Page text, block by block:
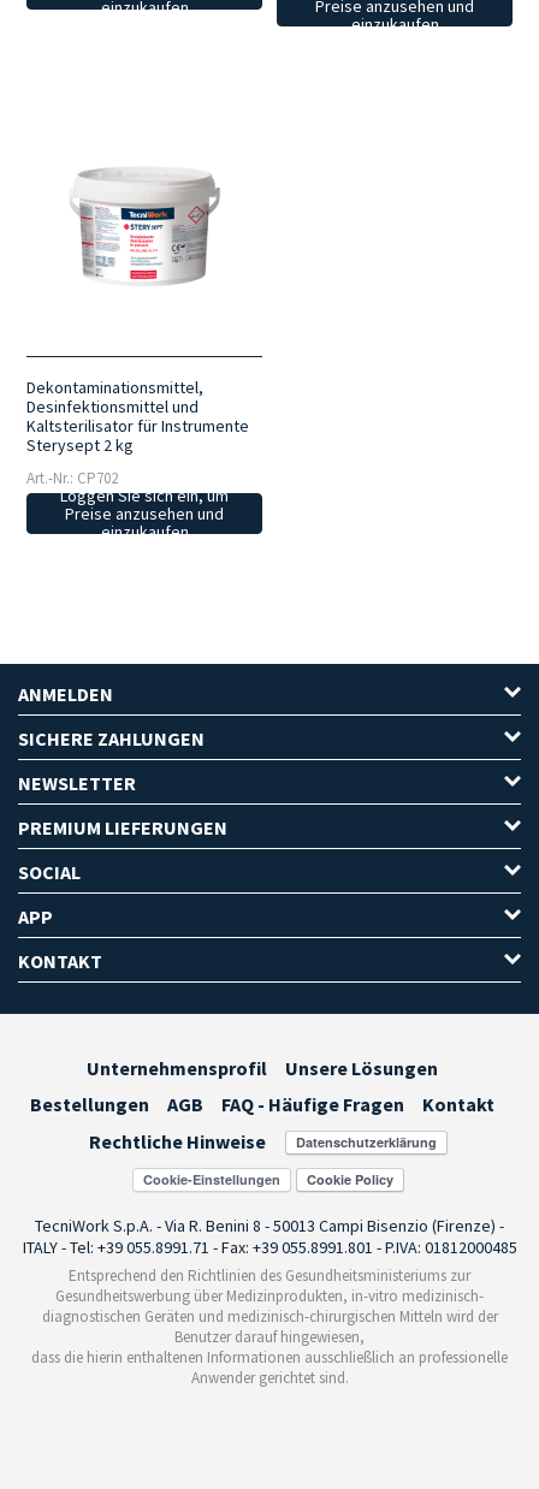
einzukaufen
Preise anzusehen und
einzukaufen
Dekontaminationsmittel,
Desinfektionsmittel und
Kaltsterilisator für Instrumente
Sterysept 2 kg
Art.-Nr.: CP702
Loggen Sie sich ein, um
Preise anzusehen und
einzukaufen
ANMELDEN
SICHERE ZAHLUNGEN
NEWSLETTER
PREMIUM LIEFERUNGEN
SOCIAL
APP
KONTAKT
Unternehmensprofil
Unsere Lösungen
Bestellungen
AGB FAQ - Häufige Fragen
Kontakt
Rechtliche Hinweise
Cookie-Einstellungen
TecniWork S.p.A. - Via R. Benini 8 - 50013 Campi Bisenzio (Firenze) -
ITALY - Tel: +39 055.8991.71 - Fax: +39 055.8991.801 - P.IVA: 01812000485
Entsprechend den Richtlinien des Gesundheitsministeriums zur
Gesundheitswerbung über Medizinprodukten, in-vitro medizinisch-
diagnostischen Geräten und medizinisch-chirurgischen Mitteln wird der
Benutzer darauf hingewiesen,
dass die hierin enthaltenen Informationen ausschließlich an professionelle
Anwender gerichtet sind.